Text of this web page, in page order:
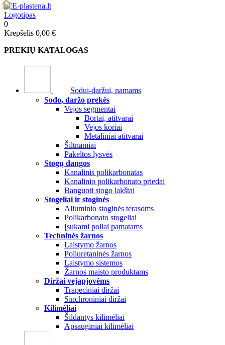
0
Krepšelis 0,00 €
PREKIŲ KATALOGAS
Sodui-daržui, namams
Sodo, daržo prekės
Vejos segmentai
Bortai, atitvarai
Vejos koriai
Metaliniai atitvarai
Šiltnamiai
Pakeltos lysvės
Stogų dangos
Kanalinis polikarbonatas
Kanalinio polikarbonato priedai
Banguoti stogo lakštai
Stogeliai ir stoginės
Aliuminio stoginės terasoms
Polikarbonato stogeliai
Įsukami poliai pamatams
Techninės žarnos
Laistymo žarnos
Poliuretaninės žarnos
Laistymo sistemos
Žarnos maisto produktams
Diržai vejapjovėms
Trapeciniai diržai
Sinchroniniai diržai
Kilimėliai
Šildantys kilimėliai
Apsauginiai kilimėliai